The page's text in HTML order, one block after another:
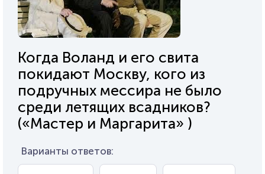
Когда Воланд и его свита
покидают Москву, кого из
подручных мессира не было
среди летящих всадников?
(«Мастер и Маргарита» )
Варианты ответов: